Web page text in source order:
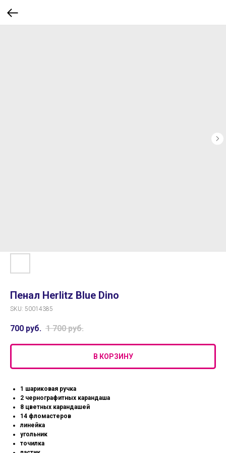
Пенал Herlitz Blue Dino
SKU: 50014385
700 руб. 1 700 руб.
В КОРЗИНУ
1 шариковая ручка
2 чернографитных карандаша
8 цветных карандашей
14 фломастеров
линейка
угольник
точилка